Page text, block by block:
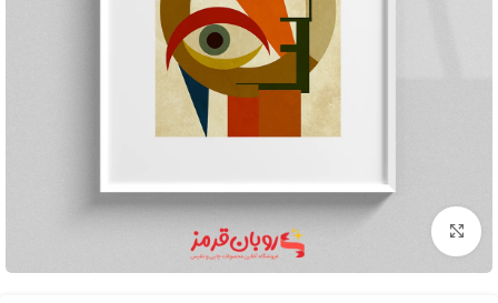
بزرگنمایی تصویر